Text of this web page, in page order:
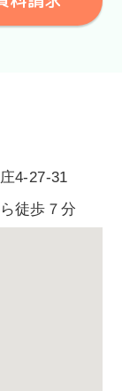
4-27-31
徒歩７分